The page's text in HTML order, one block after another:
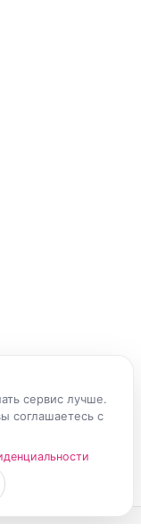
сервис лучше.
соглашаетесь с